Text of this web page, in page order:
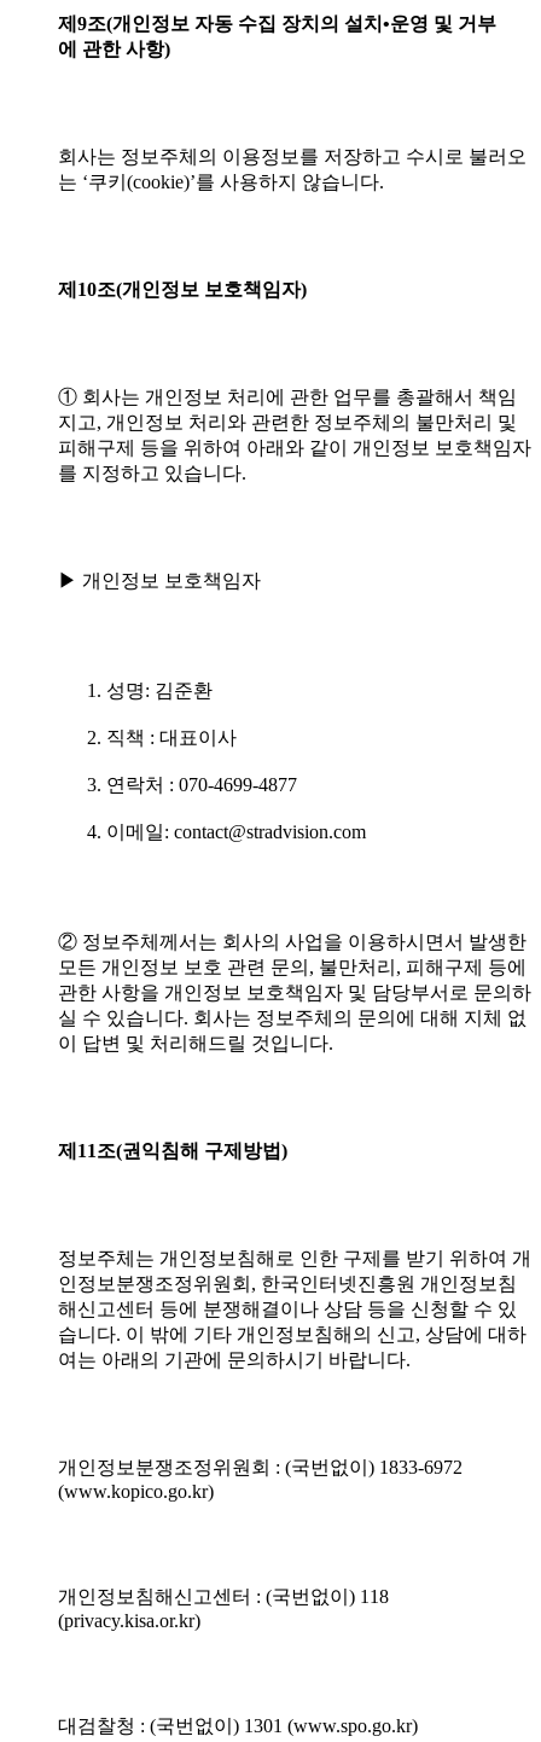
제9조(개인정보 자동 수집 장치의 설치•운영 및 거부
에
관한 사항)
회사는 정보주체의 이용정보를 저장하고 수시로 불러오
는 ‘쿠키(cookie)’를 사용하지 않습니다.
제10조(개인정보 보호책임자)
① 회사는 개인정보 처리에 관한 업무를 총괄해서 책임
지고, 개인정보 처리와 관련한 정보주체의 불만처리 및
피해구제 등을 위하여 아래와 같이 개인정보 보호책임자
를 지정하고 있습니다.
▶ 개인정보 보호책임자
성명: 김준환
직책 : 대표이사
연락처 : 070-4699-4877
이메일: contact@stradvision.com
② 정보주체께서는 회사의 사업을 이용하시면서 발생한
모든 개인정보 보호 관련 문의, 불만처리, 피해구제 등에
관한 사항을 개인정보 보호책임자 및 담당부서로 문의하
실 수 있습니다. 회사는 정보주체의 문의에 대해 지체 없
이 답변 및 처리해드릴 것입니다.
제11조(권익침해 구제방법)
정보주체는 개인정보침해로 인한 구제를 받기 위하여 개
인정보분쟁조정위원회, 한국인터넷진흥원 개인정보침
해신고센터 등에 분쟁해결이나 상담 등을 신청할 수 있
습니다. 이 밖에 기타 개인정보침해의 신고, 상담에 대하
여는 아래의 기관에 문의하시기 바랍니다.
개인정보분쟁조정위원회 : (국번없이) 1833-6972
(www.kopico.go.kr)
개인정보침해신고센터 : (국번없이) 118
(privacy.kisa.or.kr)
대검찰청 : (국번없이) 1301 (www.spo.go.kr)